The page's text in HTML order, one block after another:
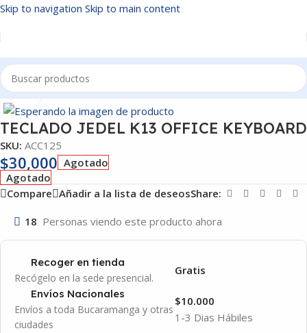
Skip to navigation Skip to main content
Inicio/ACCESORIOS
Click to enlarge
TECLADO JEDEL K13 OFFICE KEYBOARD
SKU: ACC125
$30,000 Agotado
Agotado
Compare Añadir a la lista de deseosShare:
18 Personas viendo este producto ahora
Recoger en tienda
Recógelo en la sede presencial.
Gratis
Envíos Nacionales
Envíos a toda Bucaramanga y otras
ciudades
1-3 Dias Hábiles
$10.000